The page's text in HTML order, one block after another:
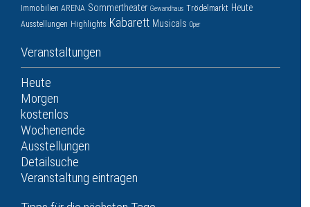
Immobilien ARENA Sommertheater Gewandhaus Trödelmarkt Heute
Ausstellungen Highlights Kabarett Musicals Oper
Veranstaltungen
Heute
Morgen
kostenlos
Wochenende
Ausstellungen
Detailsuche
Veranstaltung eintragen